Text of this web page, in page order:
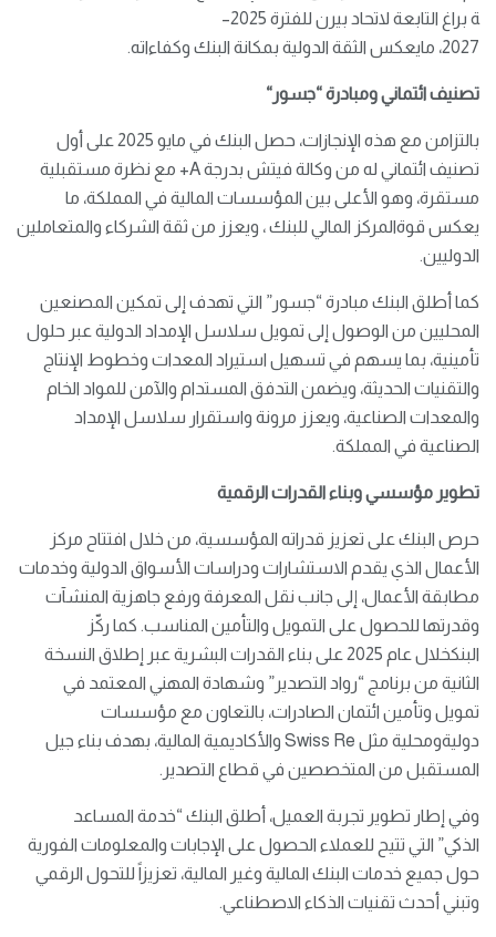
ة براغ التابعة لاتحاد بيرن للفترة 2025–
2027، مايعكس الثقة الدولية بمكانة البنك وكفاءاته.
تصنيف ائتماني ومبادرة “جسور“
بالتزامن مع هذه الإنجازات، حصل البنك في مايو 2025 على أول
تصنيف ائتماني له من وكالة فيتش بدرجة A+ مع نظرة مستقبلية
مستقرة، وهو الأعلى بين المؤسسات المالية في المملكة، ما
يعكس قوةالمركز المالي للبنك ، ويعزز من ثقة الشركاء والمتعاملين
الدوليين.
كما أطلق البنك مبادرة “جسور” التي تهدف إلى تمكين المصنعين
المحليين من الوصول إلى تمويل سلاسل الإمداد الدولية عبر حلول
تأمينية، بما يسهم في تسهيل استيراد المعدات وخطوط الإنتاج
والتقنيات الحديثة، ويضمن التدفق المستدام والآمن للمواد الخام
والمعدات الصناعية، ويعزز مرونة واستقرار سلاسل الإمداد
الصناعية في المملكة.
تطوير مؤسسي وبناء القدرات الرقمية
حرص البنك على تعزيز قدراته المؤسسية، من خلال افتتاح مركز
الأعمال الذي يقدم الاستشارات ودراسات الأسواق الدولية وخدمات
مطابقة الأعمال، إلى جانب نقل المعرفة ورفع جاهزية المنشآت
وقدرتها للحصول على التمويل والتأمين المناسب. كما ركّز
البنكخلال عام 2025 على بناء القدرات البشرية عبر إطلاق النسخة
الثانية من برنامج “رواد التصدير” وشهادة المهني المعتمد في
تمويل وتأمين ائتمان الصادرات، بالتعاون مع مؤسسات
دوليةومحلية مثل Swiss Re والأكاديمية المالية، بهدف بناء جيل
المستقبل من المتخصصين في قطاع التصدير.
وفي إطار تطوير تجربة العميل، أطلق البنك “خدمة المساعد
الذكي” التي تتيح للعملاء الحصول على الإجابات والمعلومات الفورية
حول جميع خدمات البنك المالية وغير المالية، تعزيزاً للتحول الرقمي
وتبني أحدث تقنيات الذكاء الاصطناعي.